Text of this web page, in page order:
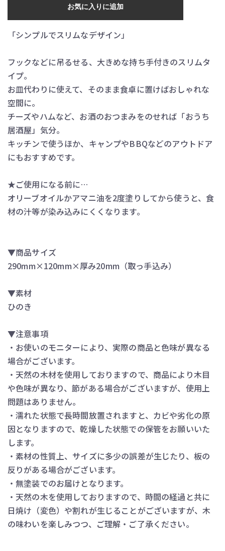
お気に入りに追加
「シンプルでスリムなデザイン」
フックなどに吊るせる、大きめな持ち手付きのスリムタ
イプ。
お皿代わりに使えて、そのまま食卓に置けばおしゃれな
空間に。
チーズやハムなど、お酒のおつまみをのせれば「おうち
居酒屋」気分。
キッチンで使うほか、キャンプやBBQなどのアウトドア
にもおすすめです。
★ご使用になる前に…
オリーブオイルかアマニ油を2度塗りしてから使うと、食
材の汁等が染み込みにくくなります。
▼商品サイズ
290mm×120mm×厚み20mm（取っ手込み）
▼素材
ひのき
▼注意事項
・お使いのモニターにより、実際の商品と色味が異なる
場合がございます。
・天然の木材を使用しておりますので、商品により木目
や色味が異なり、節がある場合がございますが、使用上
問題はありません。
・濡れた状態で長時間放置されますと、カビや劣化の原
因となりますので、乾燥した状態での保管をお願いいた
します。
・素材の性質上、サイズに多少の誤差が生じたり、板の
反りがある場合がございます。
・無塗装でのお届けとなります。
・天然の木を使用しておりますので、時間の経過と共に
日焼け（変色）や割れが生じることがございますが、木
の味わいを楽しみつつ、ご理解・ご了承ください。